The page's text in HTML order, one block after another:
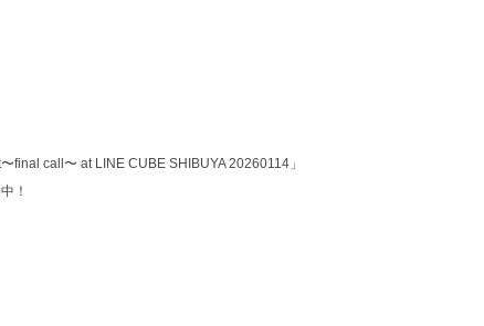
final call〜 at LINE CUBE SHIBUYA 20260114」
！